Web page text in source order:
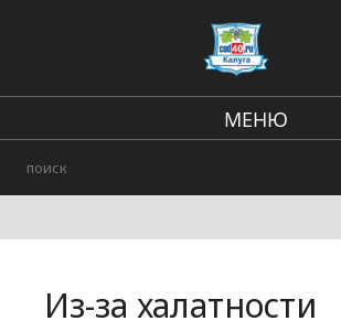
МЕНЮ
Происшествия
Из-за халатности